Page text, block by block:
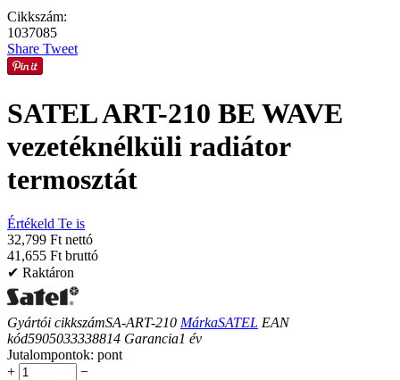
Cikkszám:
1037085
Share Tweet
SATEL ART-210 BE WAVE
vezetéknélküli radiátor
termosztát
Értékeld Te is
32,799 Ft nettó
41,655 Ft bruttó
✔ Raktáron
Gyártói cikkszámSA-ART-210 MárkaSATEL EAN
kód5905033338814 Garancia1 év
Jutalompontok: pont
+
−